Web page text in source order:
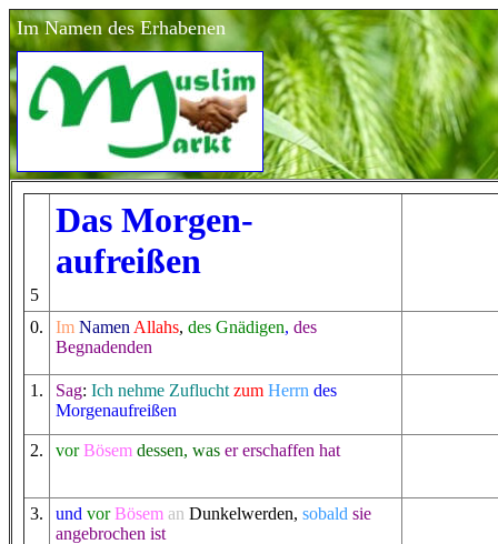
Im Namen des Erhabenen
5
Das Morgen-
aufreißen
0. Im Namen Allahs, des Gnädigen, des
Begnadenden
1 . Sag: Ich nehme Zuflucht zum Herrn des
Morgenaufreißen
2. vor Bösem dessen, was er erschaffen hat
3. und vor Bösem an Dunkelwerden, sobald sie
angebrochen ist